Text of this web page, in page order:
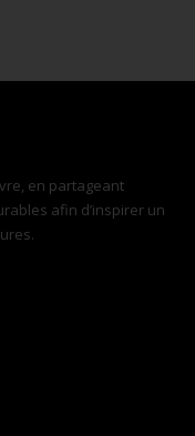
en partageant
afin d’inspirer un